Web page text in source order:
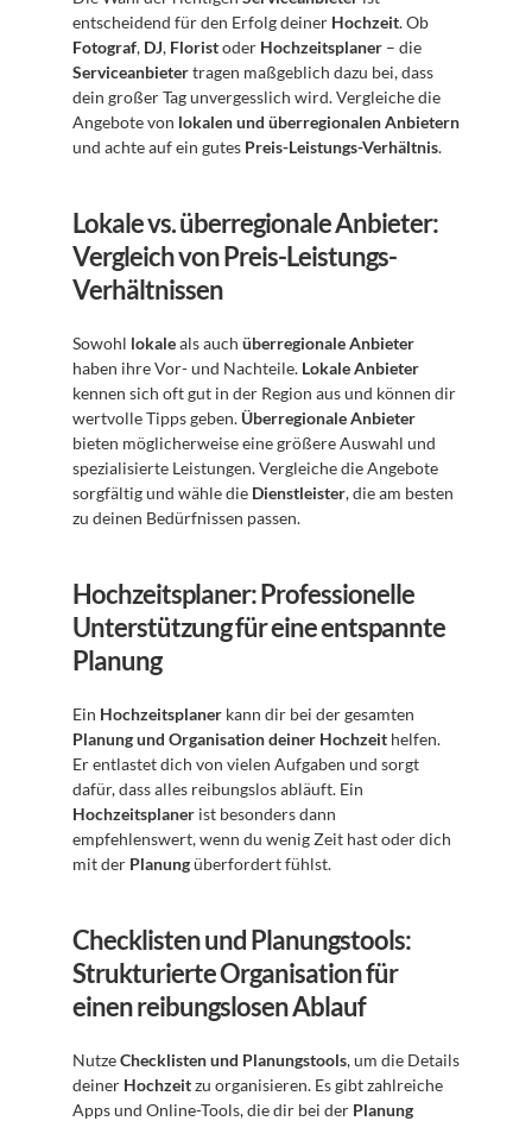
entscheidend für den Erfolg deiner Hochzeit
Fotograf, DJ, Florist oder Hochzeitsplaner
Serviceanbieter tragen maßgeblich dazu bei, dass
dein großer Tag unvergesslich wird. Vergleiche die
Angebote von lokalen und überregionalen Anbietern
und achte auf ein gutes Preis-Leistungs-Verhältnis.
Lokale vs. überregionale Anbieter:
Vergleich von Preis-Leistungs-
Verhältnissen
Sowohl lokale als auch überregionale Anbieter
haben ihre Vor- und Nachteile. Lokale Anbieter
kennen sich oft gut in der Region aus und können dir
wertvolle Tipps geben. Überregionale Anbieter
bieten möglicherweise eine größere Auswahl und
spezialisierte Leistungen. Vergleiche die Angebote
sorgfältig und wähle die Dienstleister, die am besten
zu deinen Bedürfnissen passen.
Hochzeitsplaner: Professionelle
Unterstützung für eine entspannte
Planung
Ein Hochzeitsplaner
Planung und Organisation deiner Hochzeit helfen.
Er entlastet dich von vielen Aufgaben und sorgt
Hochzeitsplaner ist besonders dann
empfehlenswert, wenn du wenig Zeit hast oder dich
mit der Planung überfordert fühlst.
Checklisten und Planungstools:
Strukturierte Organisation für
einen reibungslosen Ablauf
Nutze Checklisten und Planungstools, um die Details
deiner Hochzeit zu organisieren. Es gibt zahlreiche
Apps und Online-Tools, die dir bei der Planung